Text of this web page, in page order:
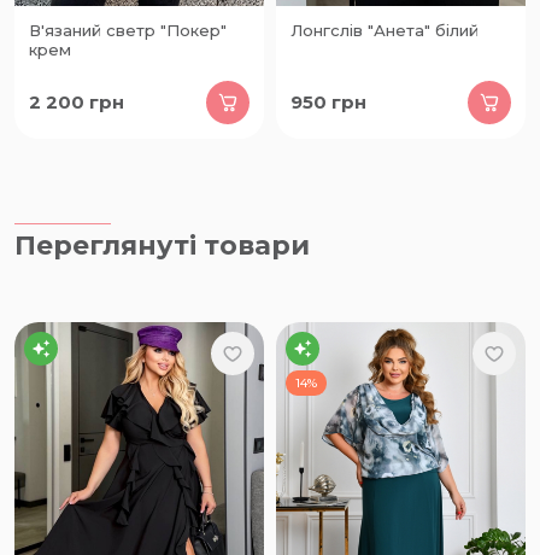
В'язаний светр "Покер"
крем
2 200 грн
Лонгслів "Анета" білий
950 грн
Переглянуті товари
14%